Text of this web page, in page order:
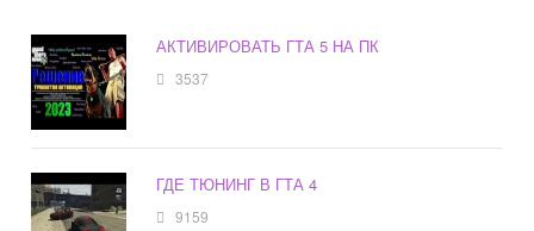
АКТИВИРОВАТЬ ГТА 5 НА ПК
3537
ГДЕ ТЮНИНГ В ГТА 4
9159